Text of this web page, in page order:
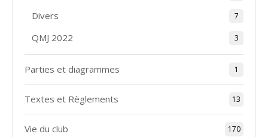
Divers 7
QMJ 2022 3
Parties et diagrammes 1
Textes et Règlements 13
Vie du club 170